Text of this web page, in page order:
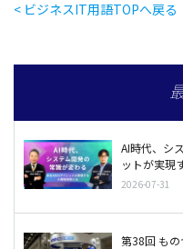
< ビジネスIT用語TOPへ戻る
AI時代、シ
ットが実現
2026-07-31
第38回 も